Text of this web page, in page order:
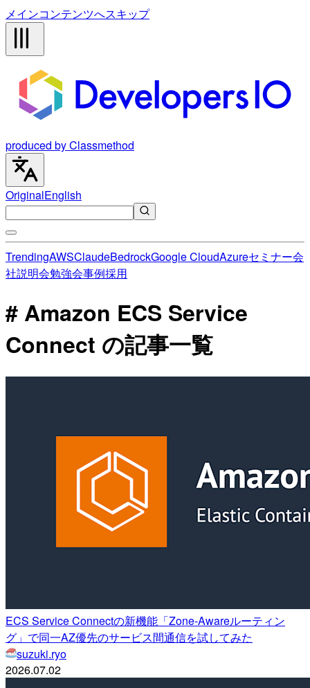
メインコンテンツへスキップ
produced by Classmethod
OriginalEnglish
TrendingAWSClaudeBedrockGoogle CloudAzureセミナー会
社説明会勉強会事例採用
# Amazon ECS Service
Connect の記事一覧
ECS Service Connectの新機能「Zone-Awareルーティン
グ」で同一AZ優先のサービス間通信を試してみた
suzuki.ryo
2026.07.02